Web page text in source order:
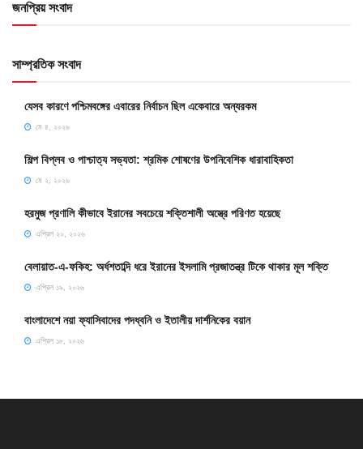
জনপ্রিয় সংবাদ
সাম্প্রতিক সংবাদ
যেসব কারণে পশ্চিমবঙ্গের এবারের নির্বাচন ছিল একেবারে অন্যরকম
মে ৪, ২০২৬
শিল্প বিপ্লব ও পাশ্চাত্য সভ্যতা: শ্রমিক শোষণের উপনিবেশিক ধারাবাহিকতা
মে ২, ২০২৬
হরমুজ প্রণালি কীভাবে ইরানের সবচেয়ে শক্তিশালী অস্ত্রে পরিণত হয়েছে
এপ্রিল ২০, ২০২৬
বেলায়াত-এ-ফকিহ: অর্ধশতাব্দি ধরে ইরানের ইসলামি প্রজাতন্ত্র টিকে থাকার মূল শক্তি
এপ্রিল ১৯, ২০২৬
বাংলাদেশে নয়া ফ্যাসিবাদের পদধ্বনি ও ইতালীয় দার্শনিকের বয়ান
এপ্রিল ১৮, ২০২৬